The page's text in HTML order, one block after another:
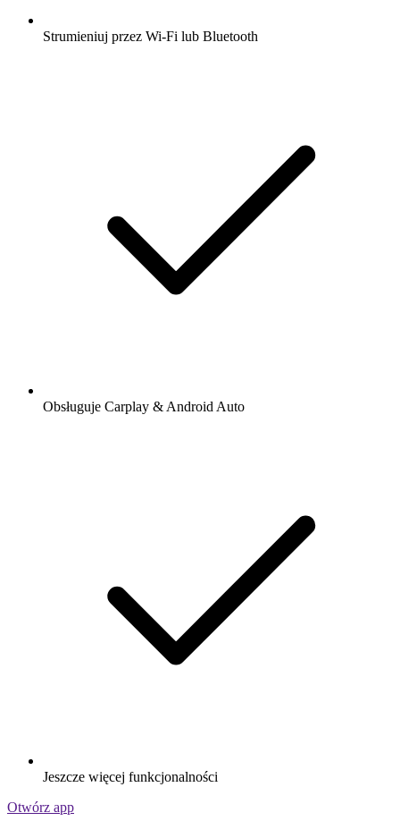
Strumieniuj przez Wi-Fi lub Bluetooth
Obsługuje Carplay & Android Auto
Jeszcze więcej funkcjonalności
Otwórz app